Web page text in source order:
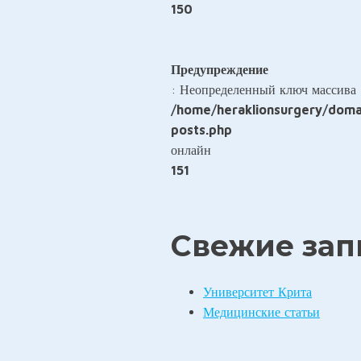
150
Предупреждение
: Неопределенный ключ массива
/home/heraklionsurgery/
posts.php
онлайн
151
Свежие
Университет Крита
Медицинские статьи